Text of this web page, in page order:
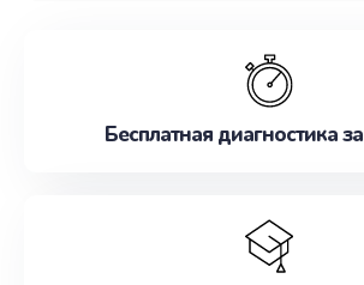
наилучшим образом. Не медлите
Бесплатная диагностика